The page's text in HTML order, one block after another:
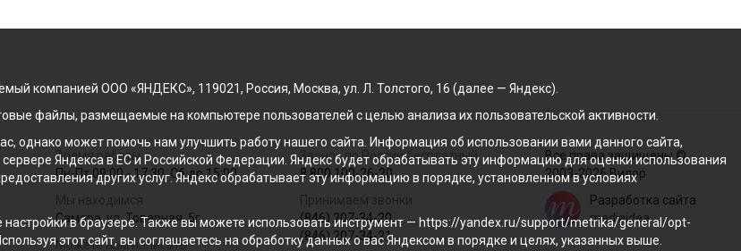
Время работы
Пн-Пт 09:00 - 17:30, Сб до 15:00
Самара, ул. Товарная, 5г
Можете нам написать
Звонок по России бесплатный
8 800 100-26-20
(846) 207-34-20
(846) 207-34-21
Все права защищены ©
2003-2026 Вилор
Разработка сайта
mediaidea
компанией ООО «ЯНДЕКС», 119021, Россия, Москва, ул. Л. Толстого, 16 (далее — Яндекс).
файлы, размещаемые на компьютере пользователей с целью анализа их пользовательской активности.
может помочь нам улучшить работу нашего сайта. Информация об использовании вами данного сайта,
Яндекса в ЕС и Российской Федерации. Яндекс будет обрабатывать эту информацию для оценки использования
других услуг. Яндекс обрабатывает эту информацию в порядке, установленном в условиях
в браузере. Также вы можете использовать инструмент — https://yandex.ru/support/metrika/general/opt-
этот сайт, вы соглашаетесь на обработку данных о вас Яндексом в порядке и целях, указанных выше.